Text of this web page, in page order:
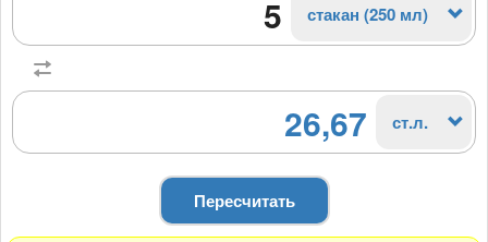
стакан (250 мл)
26,67 ст.л.
Пересчитать